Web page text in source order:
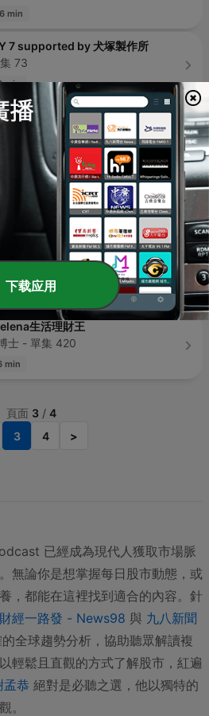
min
7 supported by 犬塚製作所
73
min
瞭望台
集 49
城市
88 min
生活理財王
士 - 單集 420
min
頁面 3/ 4
3 4 >
已經成為現代人獲取市場脈
無論你是想掌握每日股市動態，或
，都能在這裡找到適合的內容。針
財經一路發 - News98 與 九八新聞
全球趨勢分析，協助聽眾解讀複
輕鬆且直觀的方式了解股市，紅遍
恭 絕對是必聽之選，他以獨特的
。
下载应用